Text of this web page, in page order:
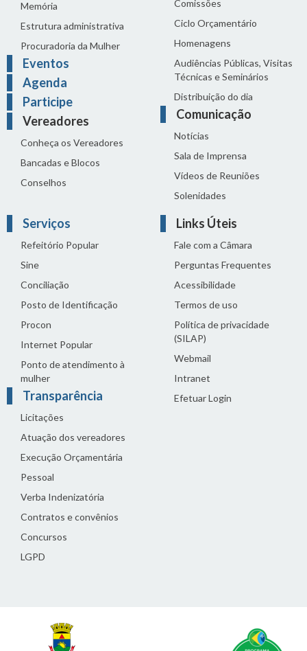
Memória
Estrutura administrativa
Procuradoria da Mulher
Eventos
Agenda
Participe
Vereadores
Conheça os Vereadores
Bancadas e Blocos
Conselhos
Comissões
Ciclo Orçamentário
Homenagens
Audiências Públicas, Visitas
Técnicas e Seminários
Distribuição do dia
Comunicação
Notícias
Sala de Imprensa
Vídeos de Reuniões
Solenidades
Serviços
Refeitório Popular
Sine
Conciliação
Posto de Identificação
Procon
Internet Popular
Ponto de atendimento à
mulher
Transparência
Licitações
Atuação dos vereadores
Execução Orçamentária
Pessoal
Verba Indenizatória
Contratos e convênios
Concursos
LGPD
Links Úteis
Fale com a Câmara
Perguntas Frequentes
Acessibilidade
Termos de uso
Política de privacidade
(SILAP)
Webmail
Intranet
Efetuar Login